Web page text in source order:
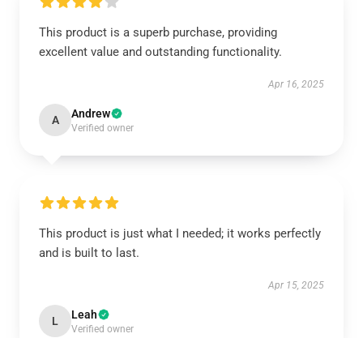
This product is a superb purchase, providing
excellent value and outstanding functionality.
Apr 16, 2025
A Andrew
Verified owner
This product is just what I needed; it works perfectly
and is built to last.
Apr 15, 2025
L Leah
Verified owner